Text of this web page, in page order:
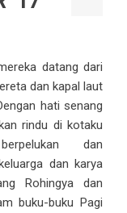
datang dari
dan kapal laut
hati senang
rindu di kotaku
dan
dan karya
Rohingya dan
buku-buku Pagi